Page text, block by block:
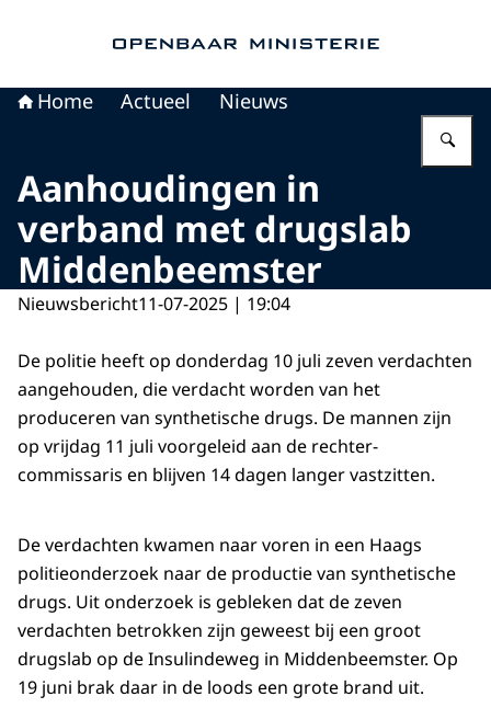
Home Actueel Nieuws
Aanhoudingen in
verband met drugslab
Middenbeemster
Nieuwsbericht11-07-2025 | 19:04
De politie heeft op donderdag 10 juli zeven verdachten
aangehouden, die verdacht worden van het
produceren van synthetische drugs. De mannen zijn
op vrijdag 11 juli voorgeleid aan de rechter-
commissaris en blijven 14 dagen langer vastzitten.
De verdachten kwamen naar voren in een Haags
politieonderzoek naar de productie van synthetische
drugs. Uit onderzoek is gebleken dat de zeven
verdachten betrokken zijn geweest bij een groot
drugslab op de Insulindeweg in Middenbeemster. Op
19 juni brak daar in de loods een grote brand uit.